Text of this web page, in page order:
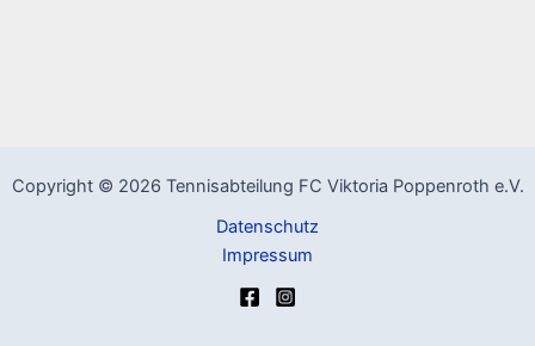
Copyright © 2026 Tennisabteilung FC Viktoria Poppenroth e.V.
Datenschutz
Impressum